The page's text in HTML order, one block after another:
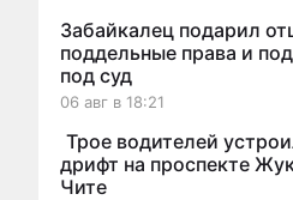
Забайкалец подарил
поддельные права и
под суд
06 авг в 18:21
Трое водителей
дрифт на проспекте
Чите